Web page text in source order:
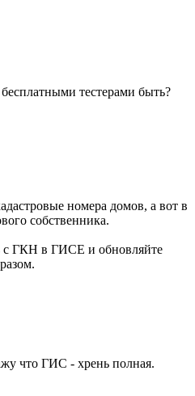
тестерами быть?
номера домов, а вот в
собственника.
с ГКН в ГИСЕ и обновляйте
что ГИС - хрень полная.